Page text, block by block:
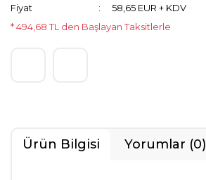
Fiyat
58,65 EUR + KDV
* 494,68 TL den Başlayan Taksitlerle
Ürün Bilgisi Yorumlar (0)